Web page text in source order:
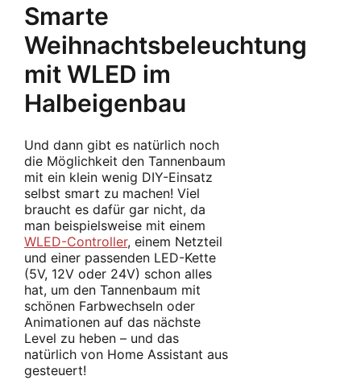
Smarte
Weihnachtsbeleuchtung
mit WLED im
Halbeigenbau
Und dann gibt es natürlich noch
die Möglichkeit den Tannenbaum
mit ein klein wenig DIY-Einsatz
selbst smart zu machen! Viel
braucht es dafür gar nicht, da
man beispielsweise mit einem
WLED-Controller, einem Netzteil
und einer passenden LED-Kette
(5V, 12V oder 24V) schon alles
hat, um den Tannenbaum mit
schönen Farbwechseln oder
Animationen auf das nächste
Level zu heben – und das
natürlich von Home Assistant aus
gesteuert!